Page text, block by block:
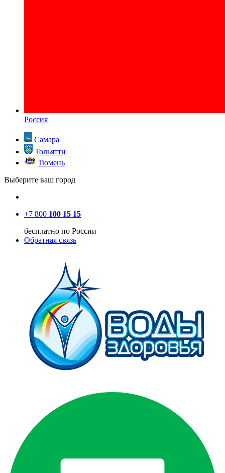
Россия
Самара
Тольятти
Тюмень
Выберите ваш город
+7 800 100 15 15
бесплатно по России
Обратная связь